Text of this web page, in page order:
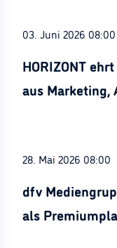
03. Juni 2026 08:00
HORIZONT
aus Marketing,
28. Mai 2026 08:00
dfv
als